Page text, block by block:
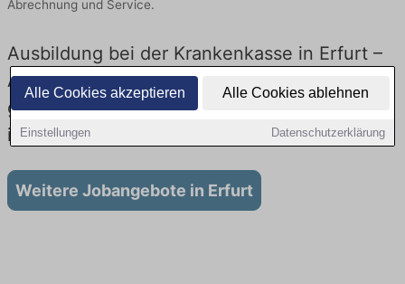
Alle Cookies akzeptieren Alle Cookies ablehnen
Einstellungen Datenschutzerklärung
Abrechnung und Service.
Ausbildung bei der Krankenkasse in Erfurt –
Ausbildungsplätze und Lehrstellen: Aktuell
gibt es keine Stellenangebote für Ausbildung
in Erfurt
Weitere Jobangebote in Erfurt